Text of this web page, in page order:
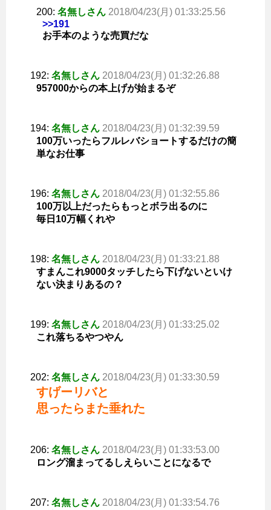
200: 名無しさん 2018/04/23(月) 01:33:25.56
>>191
お手本のような売買だな
192: 名無しさん 2018/04/23(月) 01:32:26.88
957000からの本上げが始まるぞ
194: 名無しさん 2018/04/23(月) 01:32:39.59
100万いったらフルレバショートするだけの簡
単なお仕事
196: 名無しさん 2018/04/23(月) 01:32:55.86
100万以上だったらもっとボラ出るのに
毎日10万幅くれや
198: 名無しさん 2018/04/23(月) 01:33:21.88
すまんこれ9000タッチしたら下げないといけ
ない決まりあるの？
199: 名無しさん 2018/04/23(月) 01:33:25.02
これ落ちるやつやん
202: 名無しさん 2018/04/23(月) 01:33:30.59
すげーリバと
思ったらまた垂れた
206: 名無しさん 2018/04/23(月) 01:33:53.00
ロング溜まってるしえらいことになるで
207: 名無しさん 2018/04/23(月) 01:33:54.76